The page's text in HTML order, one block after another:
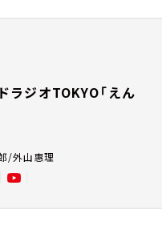
ラジオTOKYO「えん
/外山惠理